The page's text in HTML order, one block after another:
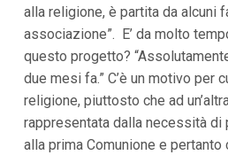
V
a
i
n
f
n
d
alla religione, è partita da alcuni
associazione”. E’ da molto
questo progetto?
due mesi fa.” C’è un motivo per
religione, piuttosto che ad
rappresentata dalla necessità di
alla prima Comunione e